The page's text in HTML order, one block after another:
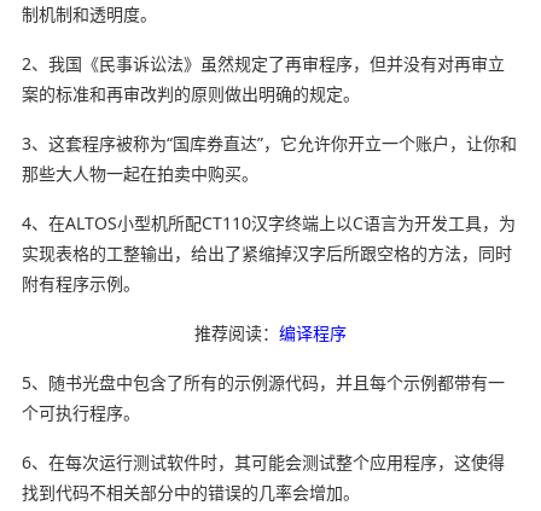
制机制和透明度。
2、我国《民事诉讼法》虽然规定了再审程序，但并没有对再审立
案的标准和再审改判的原则做出明确的规定。
3、这套程序被称为“国库券直达”，它允许你开立一个账户，让你和
那些大人物一起在拍卖中购买。
4、在ALTOS小型机所配CT110汉字终端上以C语言为开发工具，为
实现表格的工整输出，给出了紧缩掉汉字后所跟空格的方法，同时
附有程序示例。
推荐阅读： 编译程序
5、随书光盘中包含了所有的示例源代码，并且每个示例都带有一
个可执行程序。
6、在每次运行测试软件时，其可能会测试整个应用程序，这使得
找到代码不相关部分中的错误的几率会增加。